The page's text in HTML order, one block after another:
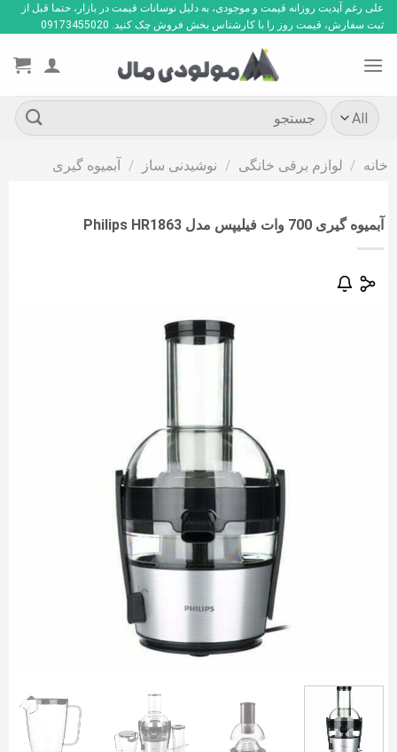
Skip
to
علی رغم آپدیت روزانه قیمت و موجودی، به دلیل نوسانات قیمت در بازار، حتما قبل از
ثبت سفارش، قیمت روز را با کارشناس بخش فروش چک کنید. 09173455020
جستجو
برای:
خانه / لوازم برقی خانگی / نوشیدنی ساز / آبمیوه گیری
آبمیوه گیری 700 وات فیلیپس مدل Philips HR1863